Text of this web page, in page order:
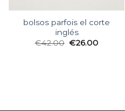
bolsos parfois el corte
inglés
€42.00 €26.00